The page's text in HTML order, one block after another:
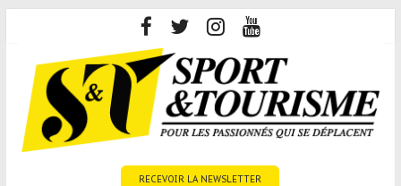
content
RECEVOIR LA NEWSLETTER